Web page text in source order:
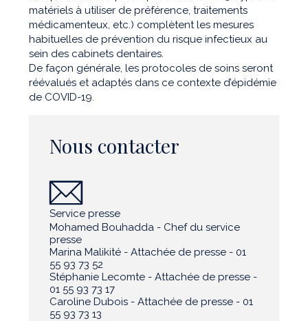
matériels à utiliser de préférence, traitements
médicamenteux, etc.) complètent les mesures
habituelles de prévention du risque infectieux au
sein des cabinets dentaires.
De façon générale, les protocoles de soins seront
réévalués et adaptés dans ce contexte d’épidémie
de COVID-19.
Nous contacter
Service presse
Mohamed Bouhadda - Chef du service
presse
Marina Malikité - Attachée de presse - 01
55 93 73 52
Stéphanie Lecomte - Attachée de presse -
01 55 93 73 17
Caroline Dubois - Attachée de presse - 01
55 93 73 13